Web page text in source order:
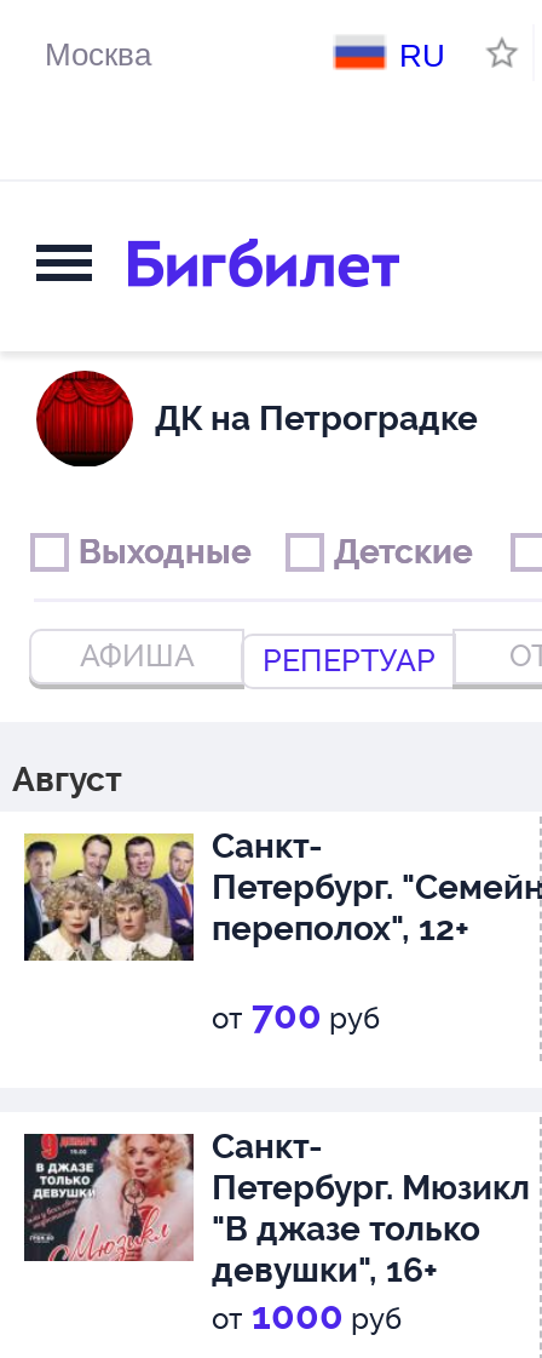
RU
ДК на Петроградке
АФИША РЕПЕРТУАР
Выходные
Выходные Детские
Детские
Август
Санкт-
Петербург.
переполох", 12+
от 700 руб
Санкт-
Петербург. Мюзикл
"В джазе только
девушки", 16+
от 1000 руб